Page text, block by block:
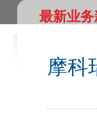
最新业务
摩科